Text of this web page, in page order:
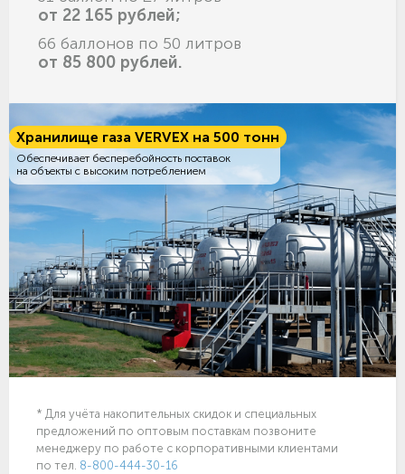
от 22 165 рублей;
66 баллонов по 50 литров
от 85 800 рублей.
Хранилище газа VERVEX на 500 тонн
Обеспечивает бесперебойность поставок
на объекты с высоким потреблением
* Для учёта накопительных скидок и специальных
предложений по оптовым поставкам позвоните
менеджеру по работе с корпоративными клиентами
по тел. 8-800-444-30-16